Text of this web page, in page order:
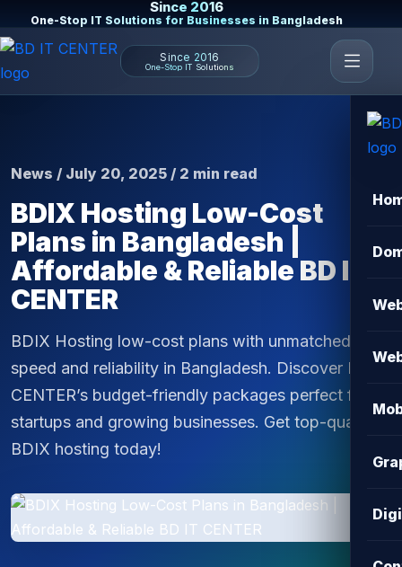
Since 2016
One-Stop IT Solutions for Businesses in Bangladesh
Since 2016
One-Stop IT Solutions
News / July 20, 2025 / 2 min read
BDIX Hosting Low-Cost
Plans in Bangladesh |
Affordable & Reliable BD IT
CENTER
BDIX Hosting low-cost plans with unmatched
speed and reliability in Bangladesh. Discover BD IT
CENTER’s budget-friendly packages perfect for
startups and growing businesses. Get top-quality
BDIX hosting today!